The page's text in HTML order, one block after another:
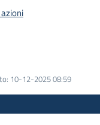
: 10-12-2025 08:59